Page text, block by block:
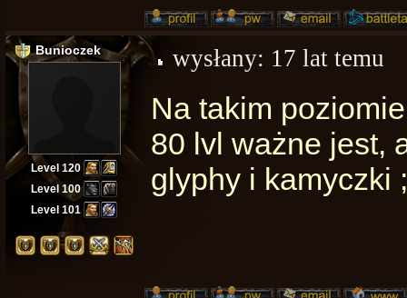
Bunioczek
Level 120
Level 100
Level 101
wysłany: 17 lat temu
Na takim
80 lvl ważne jest,
glyphy i kamyczki